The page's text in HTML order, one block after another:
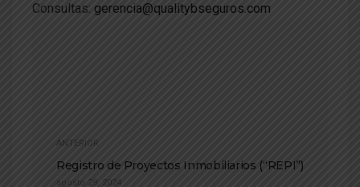
Consultas: gerencia@qualitybseguros.com
ANTERIOR
Registro de Proyectos Inmobiliarios (“REPI”)
agosto 29, 2024